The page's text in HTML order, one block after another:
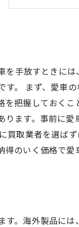
高額査定
を手放すときに
。 まず、愛車
把握しておく
ます。事前に
買取業者を選ば
のいく価格で愛
す。海外製品に